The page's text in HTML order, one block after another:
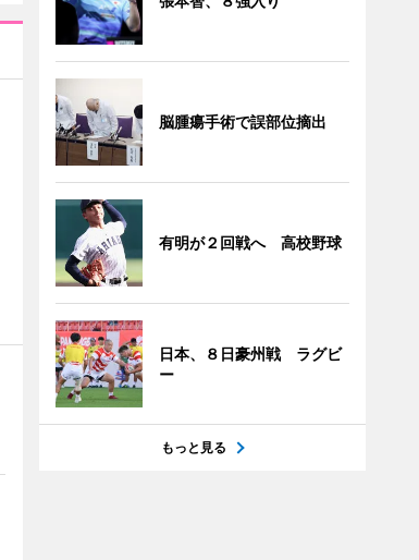
脳腫瘍手術で誤部位摘出
有明が２回戦へ 高校野球
日本、８日豪州戦 ラグビ
ー
もっと見る